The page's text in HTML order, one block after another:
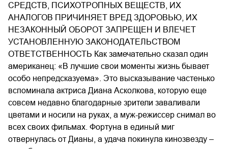
СРЕДСТВ, ПСИХОТРОПНЫХ ВЕЩЕСТВ, ИХ
АНАЛОГОВ ПРИЧИНЯЕТ ВРЕД ЗДОРОВЬЮ, ИХ
НЕЗАКОННЫЙ ОБОРОТ ЗАПРЕЩЕН И ВЛЕЧЕТ
УСТАНОВЛЕННУЮ ЗАКОНОДАТЕЛЬСТВОМ
ОТВЕТСТВЕННОСТЬ Как замечательно сказал один
американец: «В лучшие свои моменты жизнь бывает
особо непредсказуема». Это высказывание частенько
вспоминала актриса Диана Асколкова, которую еще
совсем недавно благодарные зрители заваливали
цветами и носили на руках, а муж-режиссер снимал во
всех своих фильмах. Фортуна в единый миг
отвернулась от Дианы, а удача покинула кинозвезду –